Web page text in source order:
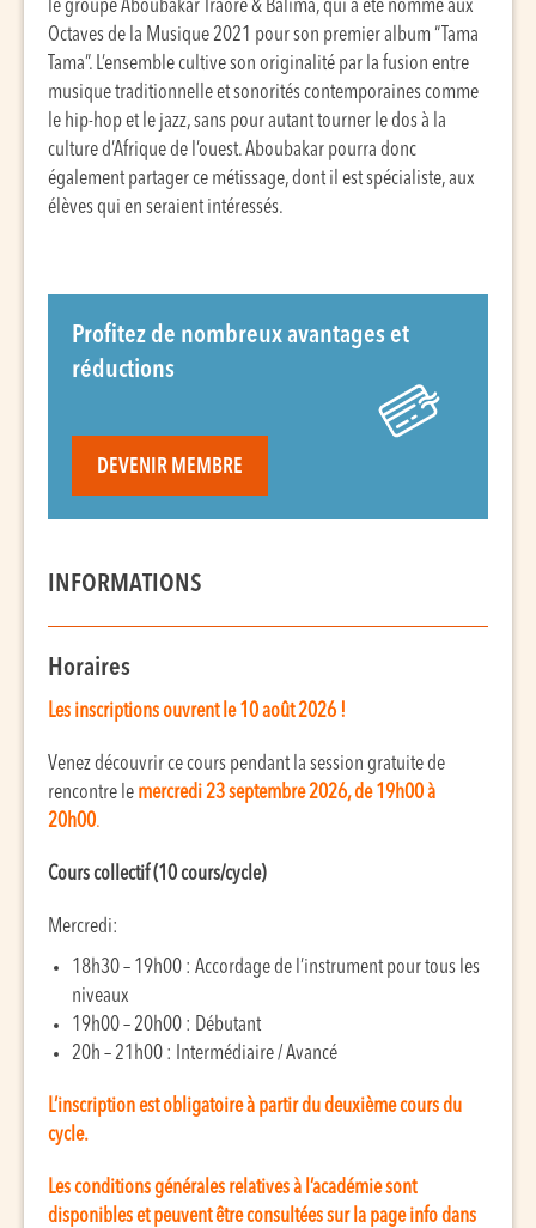
le groupe Aboubakar Traoré & Balima, qui a été nommé aux
Octaves de la Musique 2021 pour son premier album “Tama
Tama”. L’ensemble cultive son originalité par la fusion entre
musique traditionnelle et sonorités contemporaines comme
le hip-hop et le jazz, sans pour autant tourner le dos à la
culture d’Afrique de l’ouest. Aboubakar pourra donc
également partager ce métissage, dont il est spécialiste, aux
élèves qui en seraient intéressés.
Profitez de nombreux avantages et
réductions
DEVENIR MEMBRE
INFORMATIONS
Horaires
Les inscriptions ouvrent le 10 août 2026 !
Venez découvrir ce cours pendant la session gratuite de
rencontre le mercredi 23 septembre 2026, de 19h00 à
20h00.
Cours collectif (10 cours/cycle)
Mercredi:
18h30 – 19h00 : Accordage de l’instrument pour tous les
niveaux
19h00 – 20h00 : Débutant
20h – 21h00 : Intermédiaire / Avancé
L’inscription est obligatoire à partir du deuxième cours du
cycle.
Les conditions générales relatives à l’académie sont
disponibles et peuvent être consultées sur la page info dans